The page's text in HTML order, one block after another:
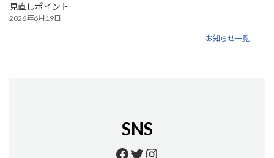
見直しポイント
2026年6月19日
お知らせ一覧
SNS
https://
https://twitter.com/
https://